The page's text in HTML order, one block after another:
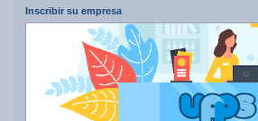
Inscribir su empresa